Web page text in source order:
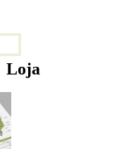
Loja